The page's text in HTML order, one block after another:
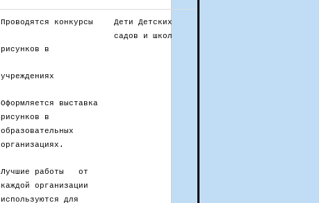
Проводятся конкурсы
рисунков в
учреждениях
Оформляется выставка
рисунков в
образовательных
организациях.
Лучшие работы от
каждой организации
используются для
Дети Детских
садов и школ